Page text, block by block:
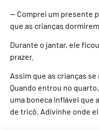
— Comprei um presente
que as crianças dormirem.
Durante o jantar, ele
prazer.
Assim que as crianças
Quando entrou no
uma boneca inflável que
de tricô. Adivinhe onde